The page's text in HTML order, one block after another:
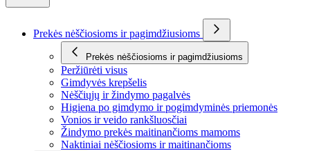
Prekės nėščiosioms ir pagimdžiusioms
Prekės nėščiosioms ir pagimdžiusioms
Peržiūrėti visus
Gimdyvės krepšelis
Nėščiųjų ir žindymo pagalvės
Higiena po gimdymo ir pogimdyminės priemonės
Vonios ir veido rankšluosčiai
Žindymo prekės maitinančioms mamoms
Naktiniai nėščiosioms ir maitinančioms